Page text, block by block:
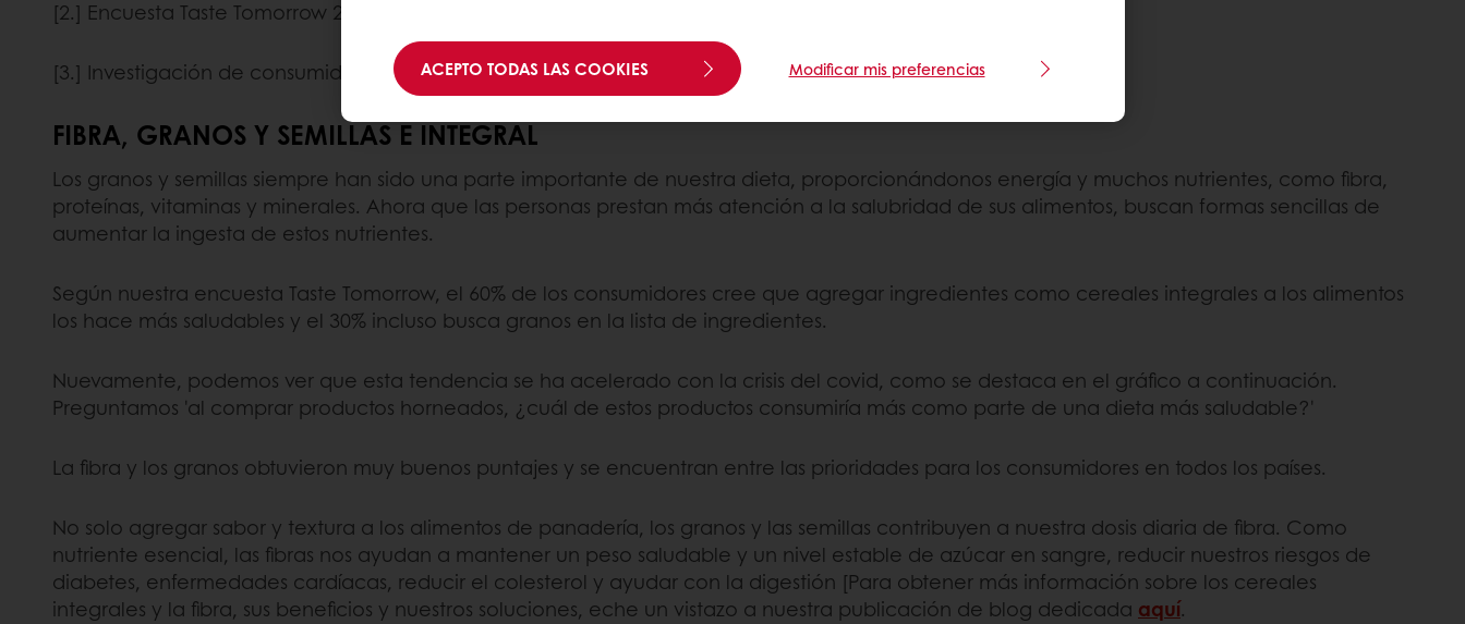
[2.] Encuesta Taste Tomorrow 2019.
[3.] Investigación de consumidores post-Covid patentada por Puratos, trabajo de campo marzo- Junio ​​de 2020.
FIBRA, GRANOS Y SEMILLAS E INTEGRAL
Los granos y semillas siempre han sido una parte importante de nuestra dieta, proporcionándonos energía y muchos nutrientes, como fibra,
proteínas, vitaminas y minerales. Ahora que las personas prestan más atención a la salubridad de sus alimentos, buscan formas sencillas de
aumentar la ingesta de estos nutrientes.
Según nuestra encuesta Taste Tomorrow, el 60% de los consumidores cree que agregar ingredientes como cereales integrales a los alimentos
los hace más saludables y el 30% incluso busca granos en la lista de ingredientes.
Nuevamente, podemos ver que esta tendencia se ha acelerado con la crisis del covid, como se destaca en el gráfico a continuación.
Preguntamos 'al comprar productos horneados, ¿cuál de estos productos consumiría más como parte de una dieta más saludable?'
La fibra y los granos obtuvieron muy buenos puntajes y se encuentran entre las prioridades para los consumidores en todos los países.
No solo agregar sabor y textura a los alimentos de panadería, los granos y las semillas contribuyen a nuestra dosis diaria de fibra. Como
nutriente esencial, las fibras nos ayudan a mantener un peso saludable y un nivel estable de azúcar en sangre, reducir nuestros riesgos de
diabetes, enfermedades cardíacas, reducir el colesterol y ayudar con la digestión [Para obtener más información sobre los cereales
integrales y la fibra, sus beneficios y nuestros soluciones, eche un vistazo a nuestra publicación de blog dedicada aquí.
ACEPTO TODAS LAS COOKIES Modificar mis preferencias